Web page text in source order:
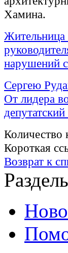
Хамина.
нарушений
Сергею
От лидера
Количество
Короткая
Возврат к